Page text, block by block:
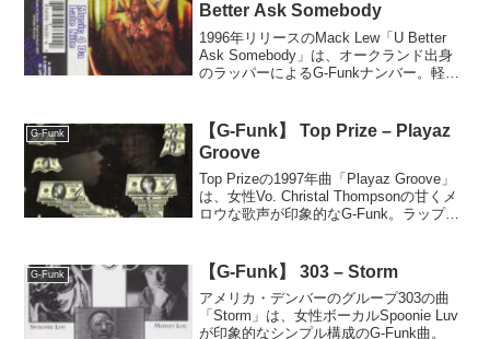
Better Ask Somebody
1996年リリースのMack Lew「U Better
Ask Somebody」は、オークランド出身
のラッパーによるG-Funkナンバー。軽快
プロデューサーはG-Man Stanで、
Phunky Phat Graph-Xによるアートワー
クも注目。限定再発のためレアな一曲で
す。
G-Funk
【G-Funk】 Top Prize – Playaz
Groove
Top Prizeの1997年曲「Playaz Groove」
は、女性Vo. Christal Thompsonの甘くメ
ロウな歌声が印象的なG-Funk。ラップは
G-Funk 【G-Funk】 303 – Storm
アメリカ・デンバーのグループ303の曲
「Storm」は、女性ボーカルSpoonie Luv
が印象的なシンプル構成のG-Funk曲。